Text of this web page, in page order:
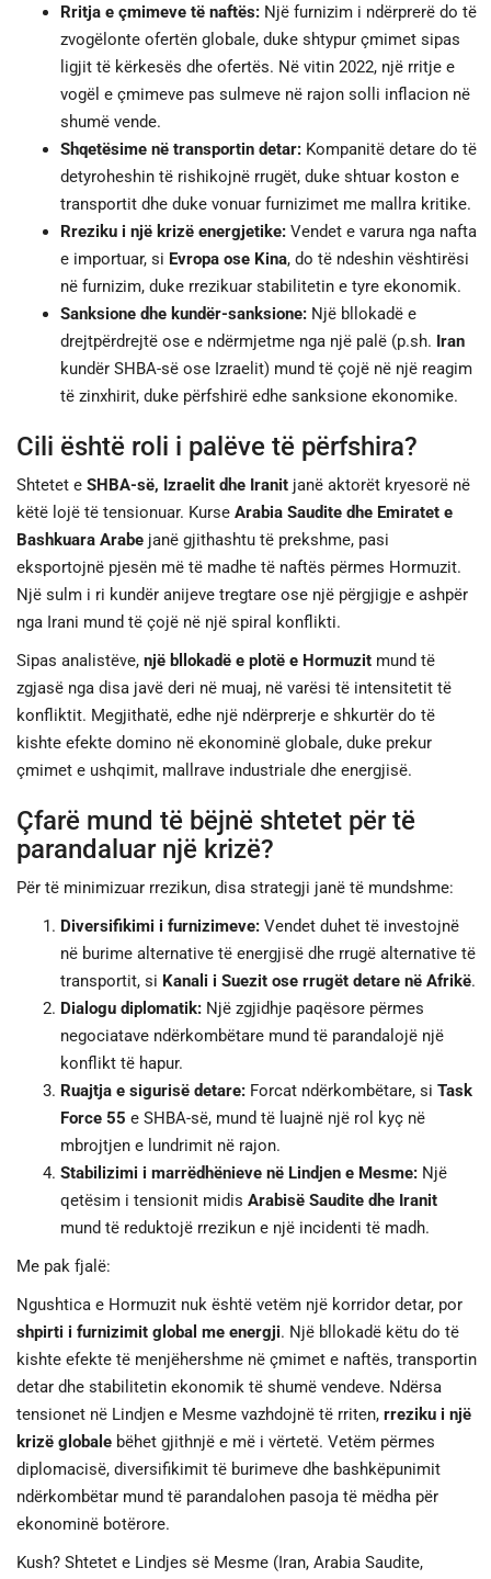
Rritja e çmimeve të naftës: Një furnizim i ndërprerë do të
zvogëlonte ofertën globale, duke shtypur çmimet sipas
ligjit të kërkesës dhe ofertës. Në vitin 2022, një rritje e
vogël e çmimeve pas sulmeve në rajon solli inflacion në
shumë vende.
Shqetësime në transportin detar: Kompanitë detare do të
detyroheshin të rishikojnë rrugët, duke shtuar koston e
transportit dhe duke vonuar furnizimet me mallra kritike.
Rreziku i një krizë energjetike: Vendet e varura nga nafta
e importuar, si Evropa ose Kina, do të ndeshin vështirësi
në furnizim, duke rrezikuar stabilitetin e tyre ekonomik.
Sanksione dhe kundër-sanksione: Një bllokadë e
drejtpërdrejtë ose e ndërmjetme nga një palë (p.sh. Iran
kundër SHBA-së ose Izraelit) mund të çojë në një reagim
të zinxhirit, duke përfshirë edhe sanksione ekonomike.
Cili është roli i palëve të përfshira?
Shtetet e SHBA-së, Izraelit dhe Iranit janë aktorët kryesorë në
këtë lojë të tensionuar. Kurse Arabia Saudite dhe Emiratet e
Bashkuara Arabe janë gjithashtu të prekshme, pasi
eksportojnë pjesën më të madhe të naftës përmes Hormuzit.
Një sulm i ri kundër anijeve tregtare ose një përgjigje e ashpër
nga Irani mund të çojë në një spiral konflikti.
Sipas analistëve, një bllokadë e plotë e Hormuzit mund të
zgjasë nga disa javë deri në muaj, në varësi të intensitetit të
konfliktit. Megjithatë, edhe një ndërprerje e shkurtër do të
kishte efekte domino në ekonominë globale, duke prekur
çmimet e ushqimit, mallrave industriale dhe energjisë.
Çfarë mund të bëjnë shtetet për të
parandaluar një krizë?
Për të minimizuar rrezikun, disa strategji janë të mundshme:
Diversifikimi i furnizimeve: Vendet duhet të investojnë
në burime alternative të energjisë dhe rrugë alternative të
transportit, si Kanali i Suezit ose rrugët detare në Afrikë.
Dialogu diplomatik: Një zgjidhje paqësore përmes
negociatave ndërkombëtare mund të parandalojë një
konflikt të hapur.
Ruajtja e sigurisë detare: Forcat ndërkombëtare, si Task
Force 55 e SHBA-së, mund të luajnë një rol kyç në
mbrojtjen e lundrimit në rajon.
Stabilizimi i marrëdhënieve në Lindjen e Mesme: Një
qetësim i tensionit midis Arabisë Saudite dhe Iranit
mund të reduktojë rrezikun e një incidenti të madh.
Me pak fjalë:
Ngushtica e Hormuzit nuk është vetëm një korridor detar, por
shpirti i furnizimit global me energji. Një bllokadë këtu do të
kishte efekte të menjëhershme në çmimet e naftës, transportin
detar dhe stabilitetin ekonomik të shumë vendeve. Ndërsa
tensionet në Lindjen e Mesme vazhdojnë të rriten, rreziku i një
krizë globale bëhet gjithnjë e më i vërtetë. Vetëm përmes
diplomacisë, diversifikimit të burimeve dhe bashkëpunimit
ndërkombëtar mund të parandalohen pasoja të mëdha për
ekonominë botërore.
Kush? Shtetet e Lindjes së Mesme (Iran, Arabia Saudite,